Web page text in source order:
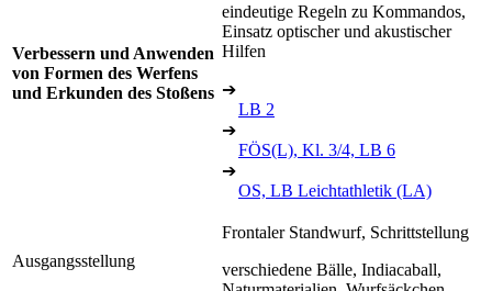
Verbessern und Anwenden
von Formen des Werfens
und Erkunden des Stoßens
eindeutige Regeln zu Kommandos,
Einsatz optischer und akustischer
Hilfen
➔
LB 2
➔
FÖS(L), Kl. 3/4, LB 6
➔
OS, LB Leichtathletik (LA)
Ausgangsstellung
Frontaler Standwurf, Schrittstellung
verschiedene Bälle, Indiacaball,